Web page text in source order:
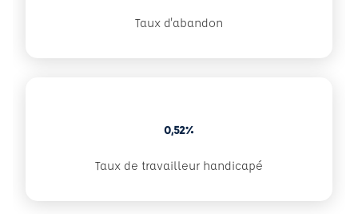
Taux d'abandon
0,52%
Taux de travailleur handicapé